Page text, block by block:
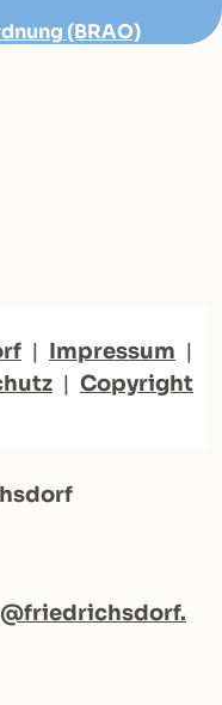
(BRAO)
| Impressum |
| Copyright